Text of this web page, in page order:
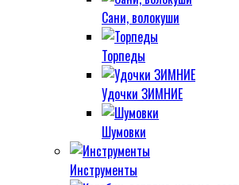
Сани, волокуши
Торпеды
Удочки ЗИМНИЕ
Шумовки
Инструменты